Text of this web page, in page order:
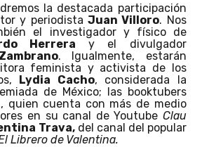
la destacada participación
y periodista Juan Villoro. Nos
el investigador y físico de
Herrera y el divulgador
. Igualmente, estarán
feminista y activista de los
Lydia Cacho, considerada la
de México; las booktubers
, quien cuenta con más de medio
en su canal de Youtube Clau
Trava, del canal del popular
Librero de Valentina.